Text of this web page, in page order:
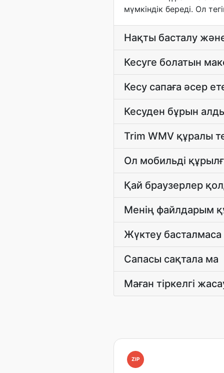
мүмкіндік береді. Ол
Нақты басталу
Кесуге болатын
Кесу сапаға әсер
Кесуден бұрын
Trim WMV құралы
Ол мобильді
Қай браузерлер
Менің файлдарым
Жүктеу
Сапасы сақтала ма
Маған тіркелгі
ZIP